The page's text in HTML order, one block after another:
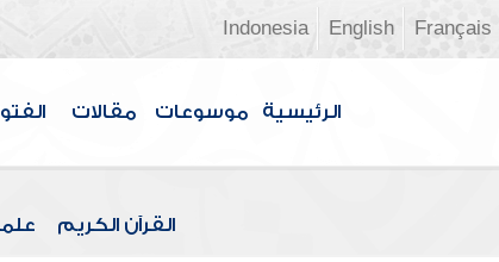
Français
English
Indonesia
الرئيسية موسوعات مقالات
القرآن الكريم